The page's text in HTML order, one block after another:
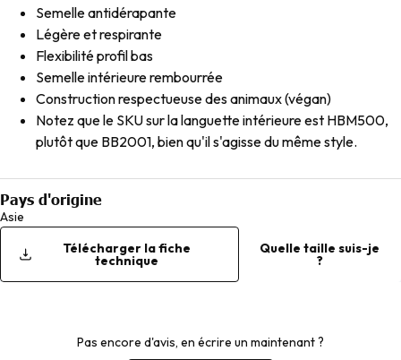
Semelle antidérapante
Légère et respirante
Flexibilité profil bas
Semelle intérieure rembourrée
Construction respectueuse des animaux (végan)
Notez que le SKU sur la languette intérieure est HBM500,
plutôt que BB2001, bien qu'il s'agisse du même style.
Pays d'origine
Asie
Télécharger la fiche
technique
Quelle taille suis-je
?
Pas encore d'avis, en écrire un maintenant ?